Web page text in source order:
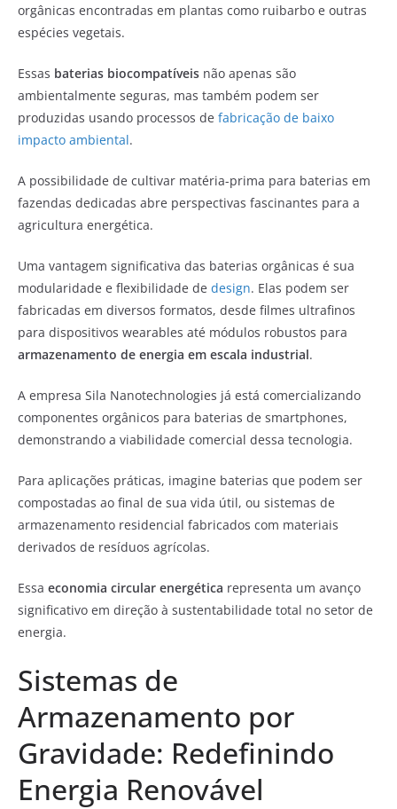
orgânicas encontradas em plantas como ruibarbo e outras
espécies vegetais.
Essas baterias biocompatíveis não apenas são
ambientalmente seguras, mas também podem ser
produzidas usando processos de fabricação de baixo
impacto ambiental.
A possibilidade de cultivar matéria-prima para baterias em
fazendas dedicadas abre perspectivas fascinantes para a
agricultura energética.
Uma vantagem significativa das baterias orgânicas é sua
modularidade e flexibilidade de design. Elas podem ser
fabricadas em diversos formatos, desde filmes ultrafinos
para dispositivos wearables até módulos robustos para
armazenamento de energia em escala industrial.
A empresa Sila Nanotechnologies já está comercializando
componentes orgânicos para baterias de smartphones,
demonstrando a viabilidade comercial dessa tecnologia.
Para aplicações práticas, imagine baterias que podem ser
compostadas ao final de sua vida útil, ou sistemas de
armazenamento residencial fabricados com materiais
derivados de resíduos agrícolas.
Essa economia circular energética representa um avanço
significativo em direção à sustentabilidade total no setor de
energia.
Sistemas de
Armazenamento por
Gravidade: Redefinindo
Energia Renovável